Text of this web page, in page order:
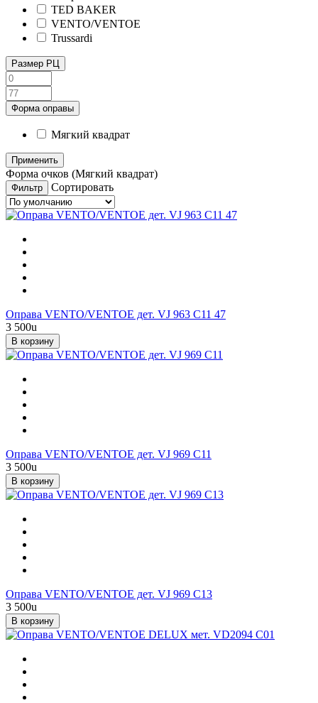
TED BAKER
VENTO/VENTOE
Trussardi
Размер РЦ
Форма оправы
Мягкий квадрат
Форма очков (Мягкий квадрат)
Фильтр Сортировать
Оправа VENTO/VENTOE дет. VJ 963 C11 47
3 500u
В корзину
Оправа VENTO/VENTOE дет. VJ 969 C11
3 500u
В корзину
Оправа VENTO/VENTOE дет. VJ 969 C13
3 500u
В корзину